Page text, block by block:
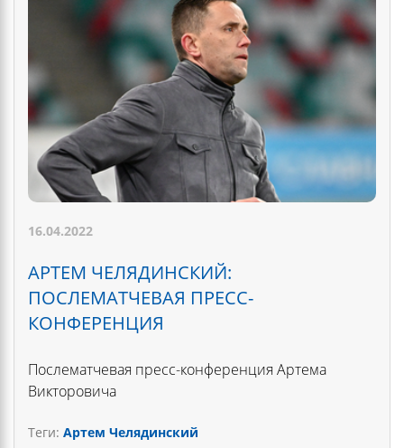
16.04.2022
АРТЕМ ЧЕЛЯДИНСКИЙ:
ПОСЛЕМАТЧЕВАЯ ПРЕСС-
КОНФЕРЕНЦИЯ
Послематчевая пресс-конференция Артема
Викторовича
Теги: Артем Челядинский